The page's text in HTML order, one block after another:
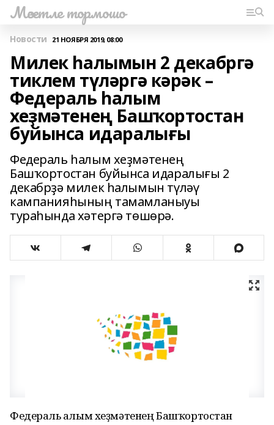
Мәсетле тормошо
Новости 21 НОЯБРЯ 2019, 08:00
Милек һалымын 2 декабргә
тиклем түләргә кәрәк –
Федераль һалым
хеҙмәтенең Башҡортостан
буйынса идаралығы
Федераль һалым хеҙмәтенең
Башҡортостан буйынса идаралығы 2
декабрҙә милек һалымын түләү
кампанияһының тамамланыуы
тураһында хәтергә төшөрә.
Федераль һалым хеҙмәтенең Башҡортостан